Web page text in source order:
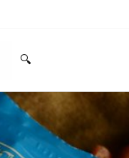
Kitchen
Search...
🔍